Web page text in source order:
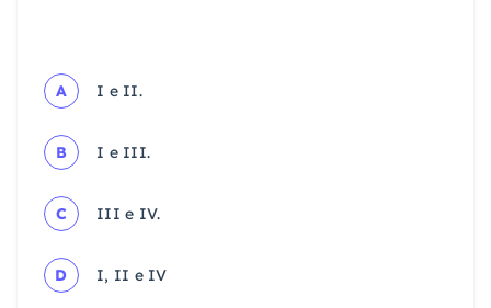
A I e II.
B I e III.
C III e IV.
D I, II e IV